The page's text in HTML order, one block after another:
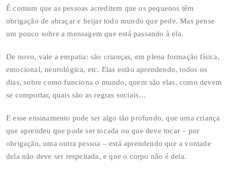
É comum que as pessoas acreditem que os pequenos têm
obrigação de abraçar e beijar todo mundo que pede. Mas pense
um pouco sobre a mensagem que está passando à ela.
De novo, vale a empatia: são crianças, em plena formação física,
emocional, neurológica, etc. Elas estão aprendendo, todos os
dias, sobre como funciona o mundo, quem são elas, como devem
se comportar, quais são as regras sociais…
E esse ensinamento pode ser algo tão profundo, que uma criança
que aprendeu que pode ser tocada ou que deve tocar – por
obrigação, uma outra pessoa – está aprendendo que a vontade
dela não deve ser respeitada, e que o corpo não é dela.